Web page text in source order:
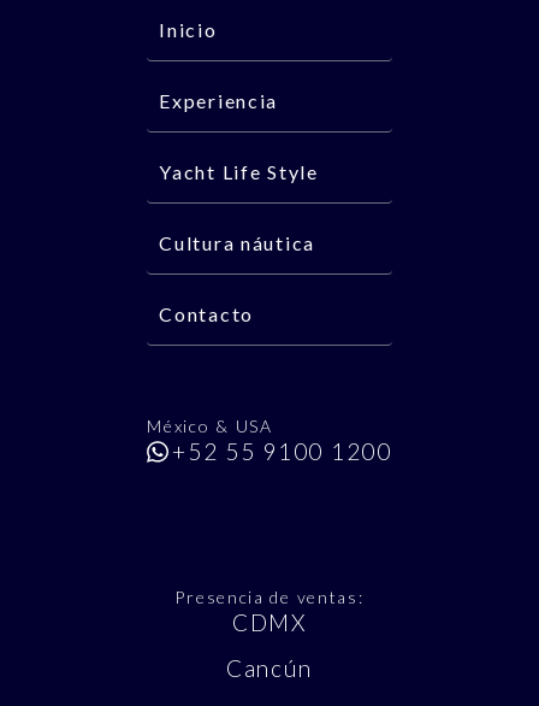
Inicio
Experiencia
Yacht Life Style
Cultura náutica
Contacto
México & USA
+52 55 9100 1200
Presencia de ventas:
CDMX
Cancún